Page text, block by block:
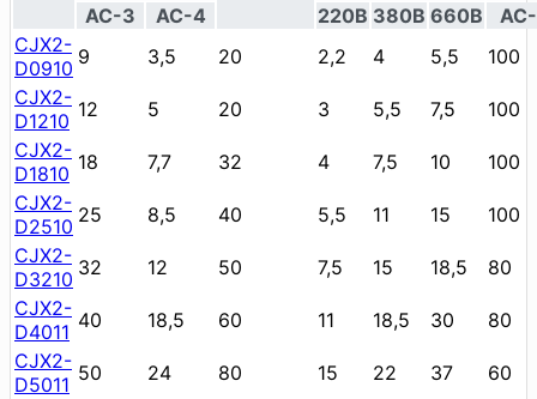
AC-3 AC-4 220В 380В 660В
CJX2-
D0910 9 3,5 20 2,2 4 5,5
100
CJX2-
D1210 12 5 20 3 5,5 7,5
100
CJX2-
D1810 18 7,7 32 4 7,5 10
100
CJX2-
D2510 25 8,5 40 5,5 11 15
100
CJX2-
D3210 32 12 50 7,5 15 18,5
80
CJX2-
D4011 40 18,5 60 11 18,5 30
80
CJX2-
D5011 50 24 80 15 22 37
60